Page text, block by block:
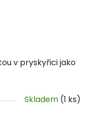
v pryskyřici jako
Skladem (1 ks)